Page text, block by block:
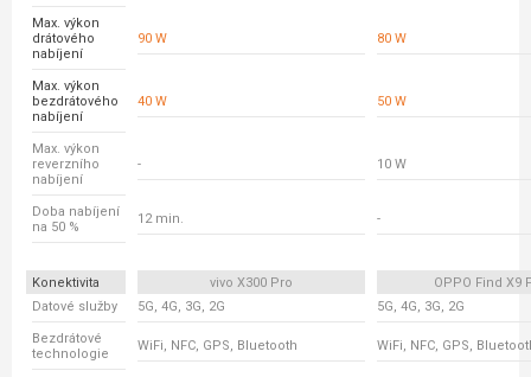
Max. výkon
drátového
nabíjení
90 W 80 W
Max. výkon
bezdrátového
nabíjení
40 W 50 W
Max. výkon
reverzního
nabíjení
- 10 W
Doba nabíjení
na 50 %
12 min. -
Konektivita vivo X300 Pro
OPPO Find X9
Datové služby
5G, 4G, 3G, 2G 5G, 4G, 3G, 2G
Bezdrátové
technologie
WiFi, NFC, GPS, Bluetooth WiFi, NFC, GPS,